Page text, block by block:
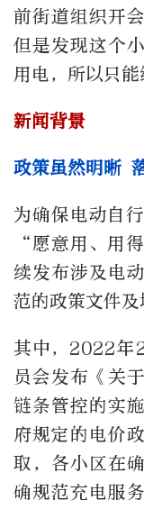
前街道组织开
但是发现这个
用电，所以只
新闻背景
政策虽然明晰
为确保电动自
“愿意用、用
续发布涉及电
范的政策文件及
其中，2022年
员会发布《关
链条管控的实
府规定的电价
取，各小区在
确规范充电服